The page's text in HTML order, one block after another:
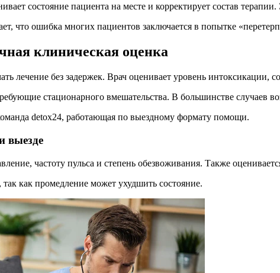
состояние пациента на месте и корректирует состав
что ошибка многих пациентов заключается в попытке
клиническая оценка
лечение без задержек. Врач оценивает уровень интоксикации,
стационарного вмешательства. В большинстве случаев
detox24, работающая по выездному формату помощи.
выезде
частоту пульса и степень обезвоживания. Также
как промедление может ухудшить состояние.